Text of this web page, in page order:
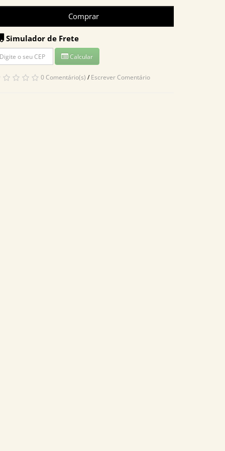
Comprar
Simulador de Frete
Calcular
0 Comentário(s) /Escrever Comentário